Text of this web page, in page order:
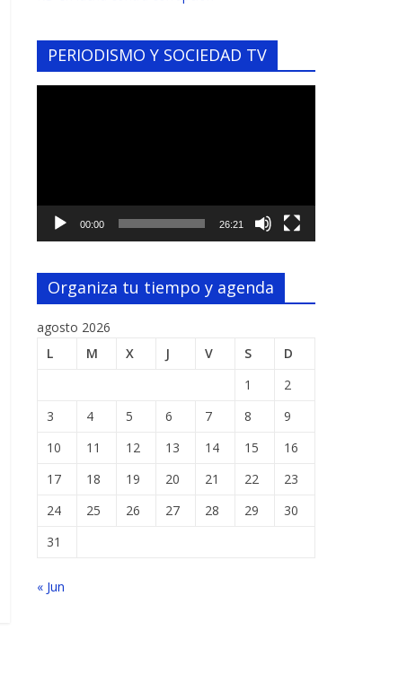
PERIODISMO Y SOCIEDAD TV
00:00 26:21
Organiza tu tiempo y agenda
agosto 2026
L
M X J V S
D
1
2
3
4 5 6 7 8
9
10
11 12 13 14 15
16
17
18 19 20 21 22
23
24
25 26 27 28 29
30
31
« Jun